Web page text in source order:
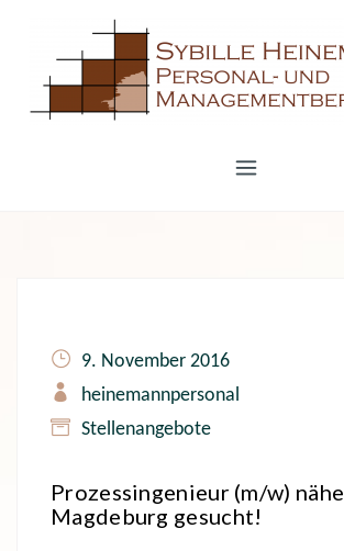
9. November 2016
heinemannpersonal
Stellenangebote
Prozessingenieur (m/w) nähe
Magdeburg gesucht!